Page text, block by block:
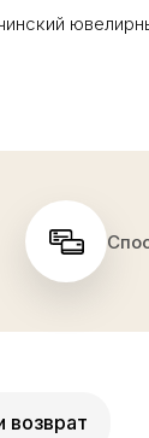
возврат